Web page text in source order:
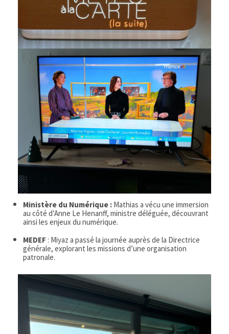
Ministère du Numérique : Mathias a vécu une immersion
au côté d’Anne Le Henanff, ministre déléguée, découvrant
ainsi les enjeux du numérique.
MEDEF : Miyaz a passé la journée auprès de la Directrice
générale, explorant les missions d’une organisation
patronale.